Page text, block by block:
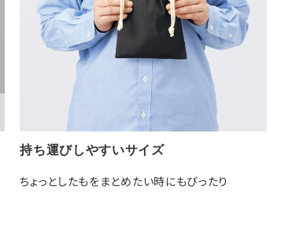
持ち運びしやすいサイズ
ちょっとしたもをまとめたい時にもぴったり